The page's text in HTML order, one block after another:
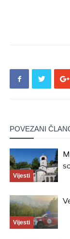
POVEZANI
Vijesti
Vijesti